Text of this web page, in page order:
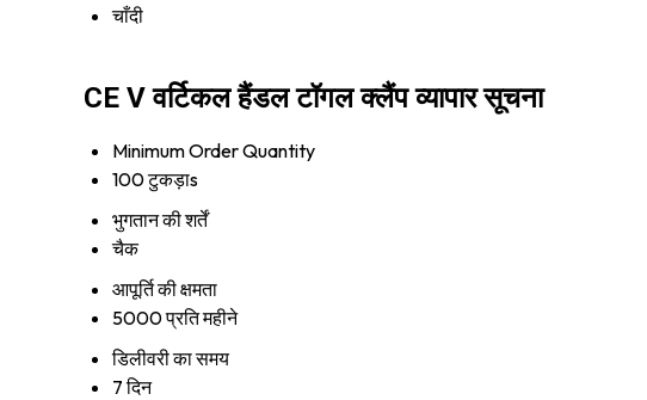
चाँदी
CE V वर्टिकल हैंडल टॉगल क्लैंप व्यापार सूचना
Minimum Order Quantity
100 टुकड़ाs
भुगतान की शर्तें
चैक
आपूर्ति की क्षमता
5000 प्रति महीने
डिलीवरी का समय
7 दिन